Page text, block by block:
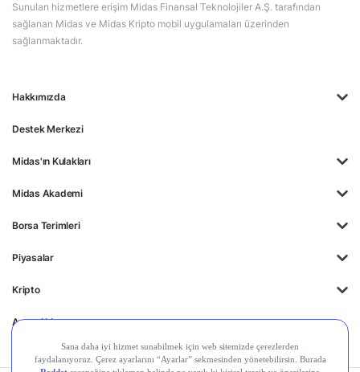
Hakkımızda
Destek Merkezi
Midas'ın Kulakları
Midas Akademi
Borsa Terimleri
Piyasalar
Kripto
Ayrıcalıklar
Sunulan hizmetlere erişim Midas Finansal Teknolojiler A.Ş. tarafından
sağlanan Midas ve Midas Kripto mobil uygulamaları üzerinden
sağlanmaktadır.